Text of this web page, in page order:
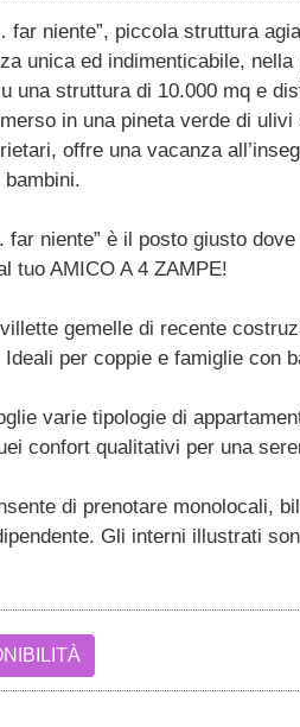
far niente”, piccola struttura
unica ed indimenticabile,
una struttura di 10.000 mq e
in una pineta verde di
offre una vacanza
far niente” è il posto giusto
tuo AMICO A 4 ZAMPE!
gemelle di recente
per coppie e famiglie con
varie tipologie di
confort qualitativi per una
di prenotare monolocali,
Gli interni illustrati